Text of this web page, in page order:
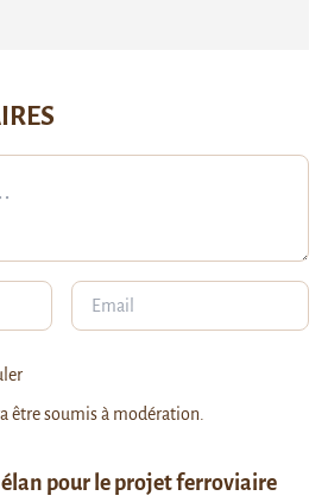
pour le projet ferroviaire
être soumis à modération.